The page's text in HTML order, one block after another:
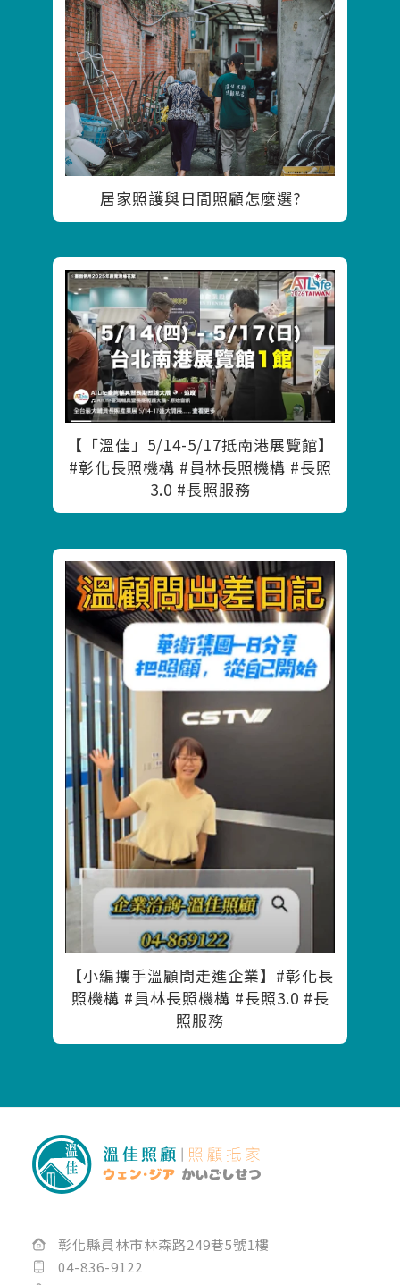
居家照護與日間照顧怎麼選?
【「溫佳」5/14-5/17抵南港展覽館】
#彰化長照機構 #員林長照機構 #長照
3.0 #長照服務
【小編攜手溫顧問走進企業】#彰化長
照機構 #員林長照機構 #長照3.0 #長
照服務
04-836-9122
彰化縣員林市林森路249巷5號1樓